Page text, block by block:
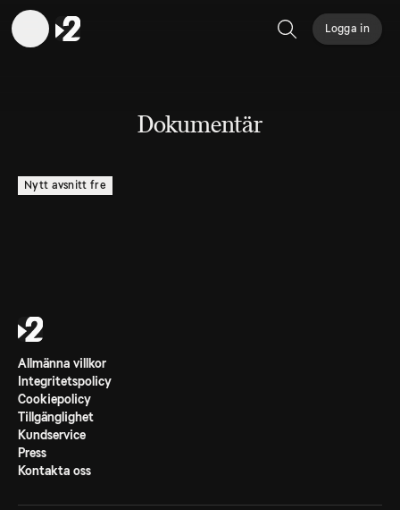
Sök
Logga in
Dokumentär
Nytt avsnitt fre
Allmänna villkor
Integritetspolicy
Cookiepolicy
Tillgänglighet
Kundservice
Press
Kontakta oss